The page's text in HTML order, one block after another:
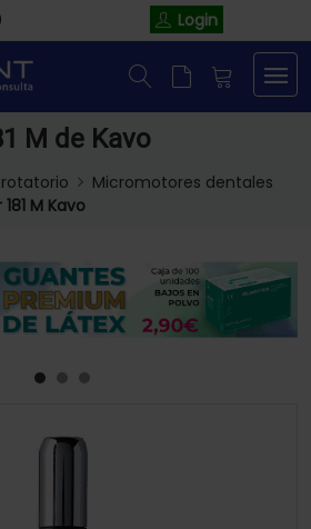
Login
M de Kavo
Micromotores dentales
M Kavo